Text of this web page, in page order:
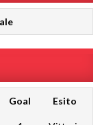
Goal Esito